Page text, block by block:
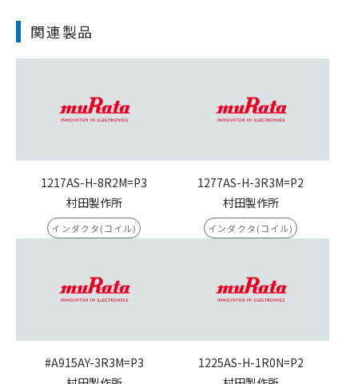
関連製品
1217AS-H-8R2M=P3
村田製作所
インダクタ(コイル)
1277AS-H-3R3M=P2
村田製作所
インダクタ(コイル)
#A915AY-3R3M=P3
1225AS-H-1R0N=P2